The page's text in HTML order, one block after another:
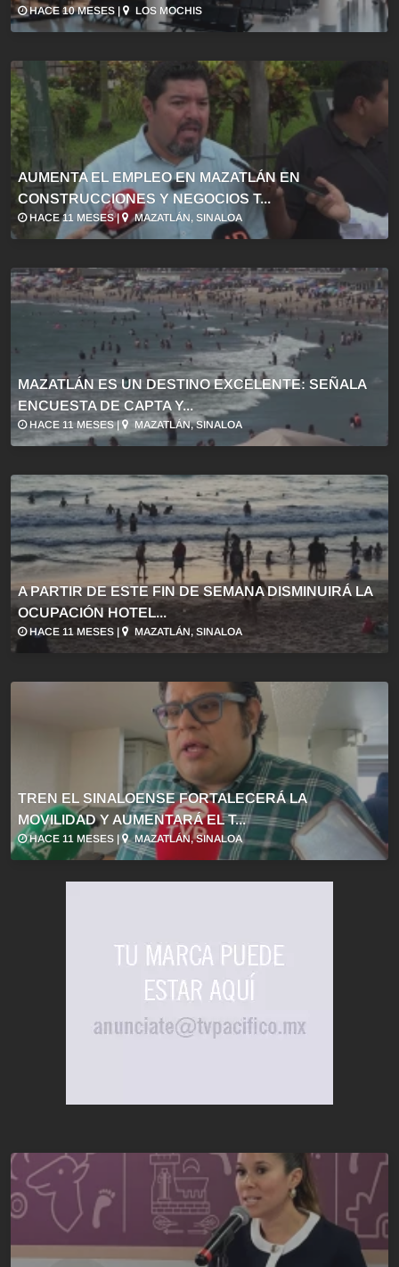
HACE 10 MESES | LOS MOCHIS
AUMENTA EL EMPLEO EN MAZATLÁN EN
CONSTRUCCIONES Y NEGOCIOS T...
HACE 11 MESES | MAZATLÁN, SINALOA
MAZATLÁN ES UN DESTINO EXCELENTE: SEÑALA
ENCUESTA DE CAPTA Y...
HACE 11 MESES | MAZATLÁN, SINALOA
A PARTIR DE ESTE FIN DE SEMANA DISMINUIRÁ LA
OCUPACIÓN HOTEL...
HACE 11 MESES | MAZATLÁN, SINALOA
TREN EL SINALOENSE FORTALECERÁ LA
MOVILIDAD Y AUMENTARÁ EL T...
HACE 11 MESES | MAZATLÁN, SINALOA